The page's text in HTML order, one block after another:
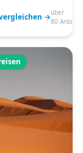
→über
80